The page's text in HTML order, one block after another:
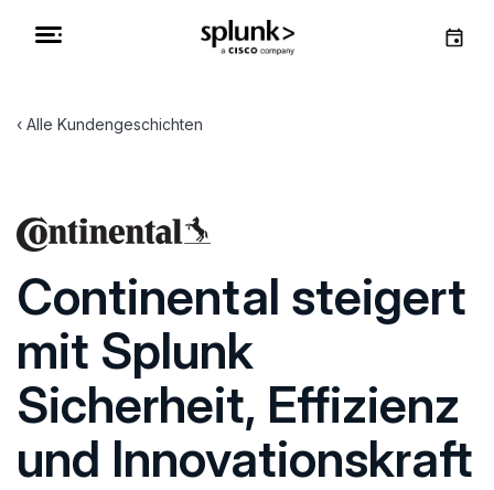
Alle Kundengeschichten
Continental steigert
mit Splunk
Sicherheit, Effizienz
und Innovationskraft